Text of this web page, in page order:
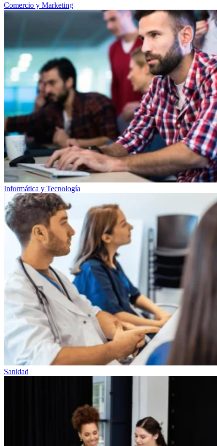
Comercio y Marketing
Informática y Tecnología
Sanidad